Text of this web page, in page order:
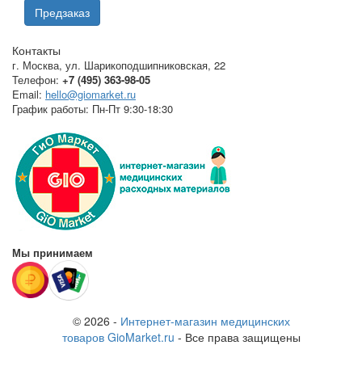
Предзаказ
Контакты
г. Москва, ул. Шарикоподшипниковская, 22
Телефон: +7 (495) 363-98-05
Email: hello@giomarket.ru
График работы: Пн-Пт 9:30-18:30
Мы принимаем
© 2026 - Интернет-магазин медицинских
товаров GioMarket.ru - Все права защищены